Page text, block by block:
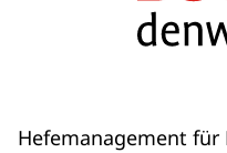
Hefemanagement